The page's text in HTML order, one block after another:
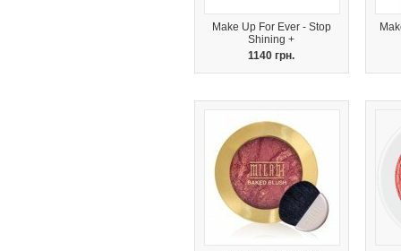
Make Up For Ever - Stop
Shining +
1140 грн.